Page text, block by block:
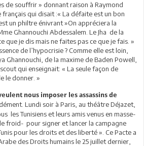
de souffrir » donnant raison à Raymond
qui disait :« La défaite est un bon
un philtre énivrant »On appréciera la
Ghannouchi Abdessalem. Le Jha de la
que je dis mais ne faites pas ce que je fais. »
de l’hypocrisie ? Comme elle est loin,
Ghannouchi, de la maxime de Baden Powell,
qui enseignait: « La seule façon de
le donner. »
nous imposer les assassins de
Lundi soir à Paris, au théâtre Déjazet,
les Tunisiens et leurs amis venus en masse-
froid- pour signer et lancer la campagne
pour les droits et des liberté ». Ce Pacte a
des Droits humains le 25 juillet dernier,